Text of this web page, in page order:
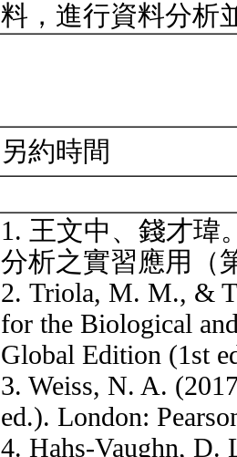
料，進行資料分析
另約時間
1. 王文中、錢才瑋
分析之實習應用（
2. Triola, M. M., &
for the Biological
Global Edition (1st
3. Weiss, N. A.
ed.). London:
4. Hahs-Vaughn,